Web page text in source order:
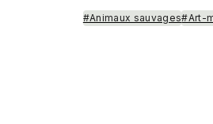
#Animaux sauvages#Art-